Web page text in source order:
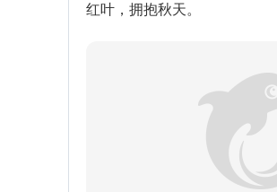
红叶，拥抱秋天。